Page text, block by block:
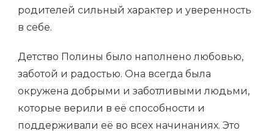
родителей сильный характер и уверенность
в себе.
Детство Полины было наполнено любовью,
заботой и радостью. Она всегда была
окружена добрыми и заботливыми людьми,
которые верили в её способности и
поддерживали её во всех начинаниях. Это